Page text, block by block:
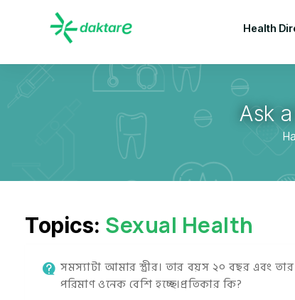
Health
Ask
Topics: Sexual Health
সমস্যাটা আমার স্ত্রীর। তার বয়স ২০ বছর এবং তার
পরিমাণ ওনেক বেশি হচ্ছে।প্রতিকার কি?